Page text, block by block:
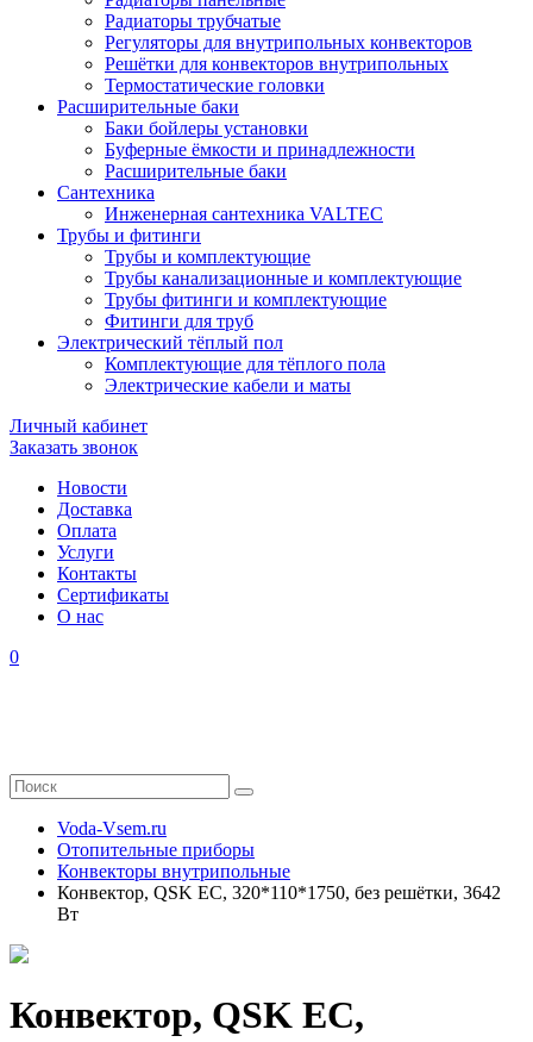
Радиаторы трубчатые
Регуляторы для внутрипольных конвекторов
Решётки для конвекторов внутрипольных
Термостатические головки
Расширительные баки
Баки бойлеры установки
Буферные ёмкости и принадлежности
Расширительные баки
Сантехника
Инженерная сантехника VALTEC
Трубы и фитинги
Трубы и комплектующие
Трубы канализационные и комплектующие
Трубы фитинги и комплектующие
Фитинги для труб
Электрический тёплый пол
Комплектующие для тёплого пола
Электрические кабели и маты
Личный кабинет
Заказать звонок
Новости
Доставка
Оплата
Услуги
Контакты
Cертификаты
О нас
0
Voda-Vsem.ru
Отопительные приборы
Конвекторы внутрипольные
Конвектор, QSK EC, 320*110*1750, без решётки, 3642
Вт
Конвектор, QSK EC,